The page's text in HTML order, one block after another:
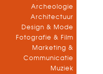
Archeologie
Architectuur
Design & Mode
Fotografie & Film
Marketing &
Communicatie
Muziek